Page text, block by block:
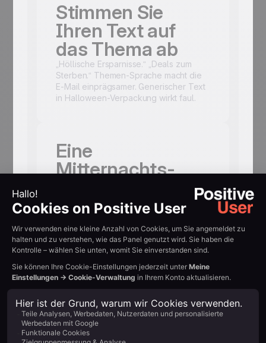
Stimmen Sie
Ihren Text auf
das Thema ab
„Höllische Ersparnisse.“ „Deals zum
Sterben.“ Themen-Sprache macht die
E-Mail einprägsamer. Generischer Text
in Halloween-Verpackung wirkt faul.
Eine
Mitternachts-
zum Feiertag
Mitternacht ausläuft? Natürliche
Dringlichkeit, die zum Thema passt.
Motiviert zur Aktion ohne gestelzt zu
wirken.
Emojis
funktionieren hier